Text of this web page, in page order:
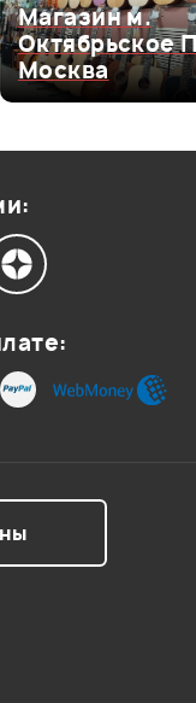
0
0
0
Магазин м.
Октябрьское
Москва